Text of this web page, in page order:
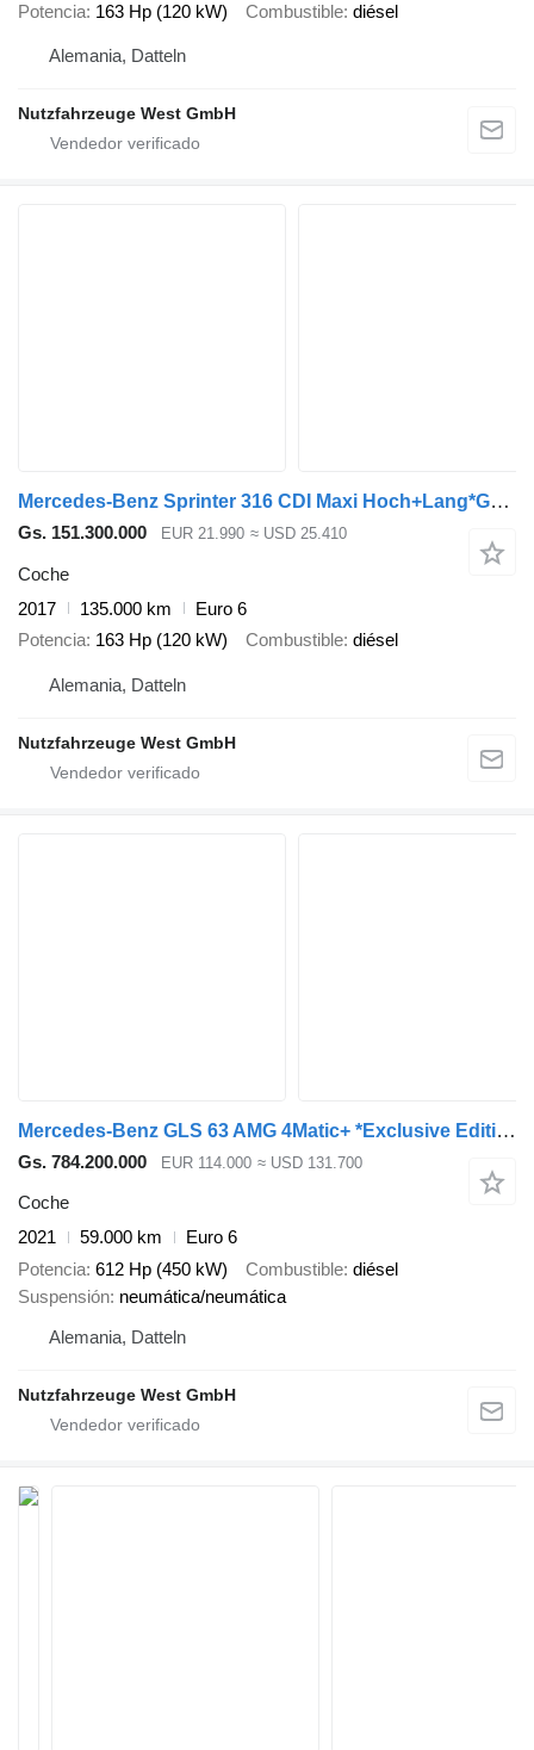
Potencia 163 Hp (120 kW) Combustible diésel
Alemania, Datteln
Nutzfahrzeuge West GmbH
Mercedes-Benz Sprinter 316 CDI Maxi Hoch+Lang*Garantie*1.Hand*
Gs. 151.300.000 EUR 21.990 ≈ USD 25.410
Coche
2017
135.000 km
Euro 6
Potencia 163 Hp (120 kW) Combustible diésel
Alemania, Datteln
Nutzfahrzeuge West GmbH
Mercedes-Benz GLS 63 AMG 4Matic+ *Exclusive Edition*7-Sitzer*
Gs. 784.200.000 EUR 114.000 ≈ USD 131.700
Coche
2021
59.000 km
Euro 6
Potencia 612 Hp (450 kW) Combustible diésel
Suspensión neumática/neumática
Alemania, Datteln
Nutzfahrzeuge West GmbH